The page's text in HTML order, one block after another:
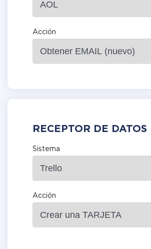
Acción
RECEPTOR DE DATOS
Sistema
Acción